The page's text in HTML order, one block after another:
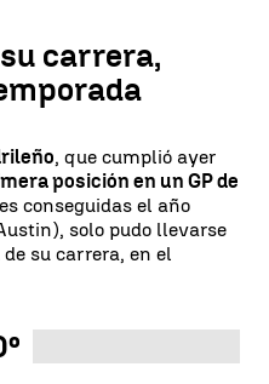
carrera,
, que cumplió ayer
posición en un GP de
conseguidas el año
solo pudo llevarse
su carrera, en el